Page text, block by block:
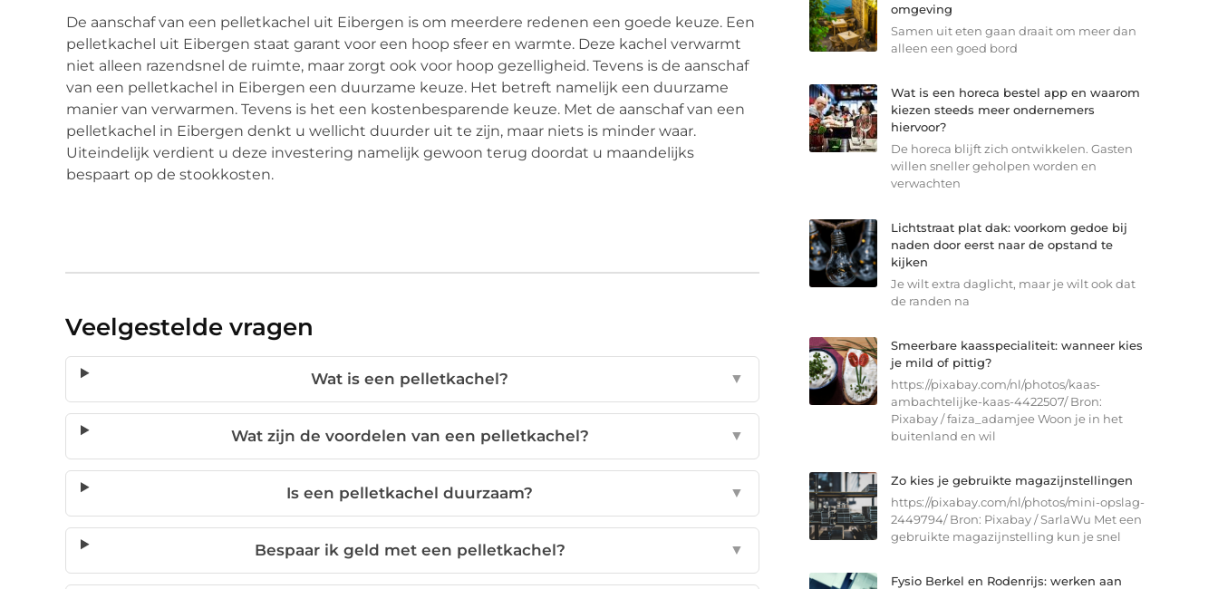
De aanschaf van een pelletkachel uit Eibergen is om meerdere redenen een goede keuze. Een
pelletkachel uit Eibergen staat garant voor een hoop sfeer en warmte. Deze kachel verwarmt
niet alleen razendsnel de ruimte, maar zorgt ook voor hoop gezelligheid. Tevens is de aanschaf
van een pelletkachel in Eibergen een duurzame keuze. Het betreft namelijk een duurzame
manier van verwarmen. Tevens is het een kostenbesparende keuze. Met de aanschaf van een
pelletkachel in Eibergen denkt u wellicht duurder uit te zijn, maar niets is minder waar.
Uiteindelijk verdient u deze investering namelijk gewoon terug doordat u maandelijks
bespaart op de stookkosten.
Veelgestelde vragen
Wat is een pelletkachel? ▼
Wat zijn de voordelen van een pelletkachel? ▼
Is een pelletkachel duurzaam? ▼
Bespaar ik geld met een pelletkachel? ▼
omgeving
Samen uit eten gaan draait om meer dan
alleen een goed bord
Wat is een horeca bestel app en waarom
kiezen steeds meer ondernemers
hiervoor?
De horeca blijft zich ontwikkelen. Gasten
willen sneller geholpen worden en
verwachten
Lichtstraat plat dak: voorkom gedoe bij
naden door eerst naar de opstand te
kijken
Je wilt extra daglicht, maar je wilt ook dat
de randen na
Smeerbare kaasspecialiteit: wanneer kies
je mild of pittig?
https://pixabay.com/nl/photos/kaas-
ambachtelijke-kaas-4422507/ Bron:
Pixabay / faiza_adamjee Woon je in het
buitenland en wil
Zo kies je gebruikte magazijnstellingen
https://pixabay.com/nl/photos/mini-opslag-
2449794/ Bron: Pixabay / SarlaWu Met een
gebruikte magazijnstelling kun je snel
Fysio Berkel en Rodenrijs: werken aan